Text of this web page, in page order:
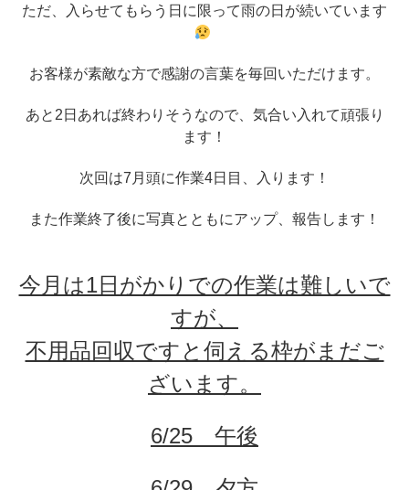
ただ、入らせてもらう日に限って雨の日が続いています
お客様が素敵な方で感謝の言葉を毎回いただけます。
あと2日あれば終わりそうなので、気合い入れて頑張り
ます！
次回は7月頭に作業4日目、入ります！
また作業終了後に写真とともにアップ、報告します！
今月は1日がかりでの作業は難しいで
すが、
不用品回収ですと伺える枠がまだご
ざいます。
6/25 午後